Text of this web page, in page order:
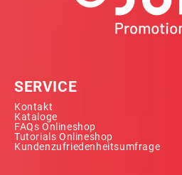
SERVICE
Kontakt
Kataloge
FAQs Onlineshop
Tutorials Onlineshop
Kundenzufriedenheitsumfrage